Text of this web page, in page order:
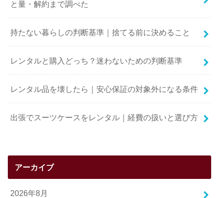
と量・解約まで調べた
持たない暮らしの判断基準｜捨てる前に決めること
レンタルと購入どっち？迷わないための判断基準
レンタル品を壊したら｜安心保証の対象外になる条件
出張でスーツケースをレンタル｜経費の扱いと選び方
アーカイブ
2026年8月